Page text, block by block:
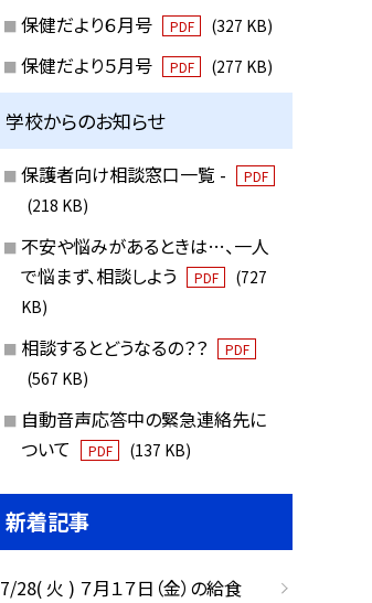
保健だより６月号 PDF (327 KB)
保健だより５月号 PDF (277 KB)
学校からのお知らせ
保護者向け相談窓口一覧 - PDF
(218 KB)
不安や悩みがあるときは…、一人
で悩まず、相談しよう
PDF
(727
KB)
相談するとどうなるの？？ PDF
(567 KB)
自動音声応答中の緊急連絡先に
ついて
PDF (137 KB)
新着記事
7/28( 火 ) ７月１７日（金）の給食